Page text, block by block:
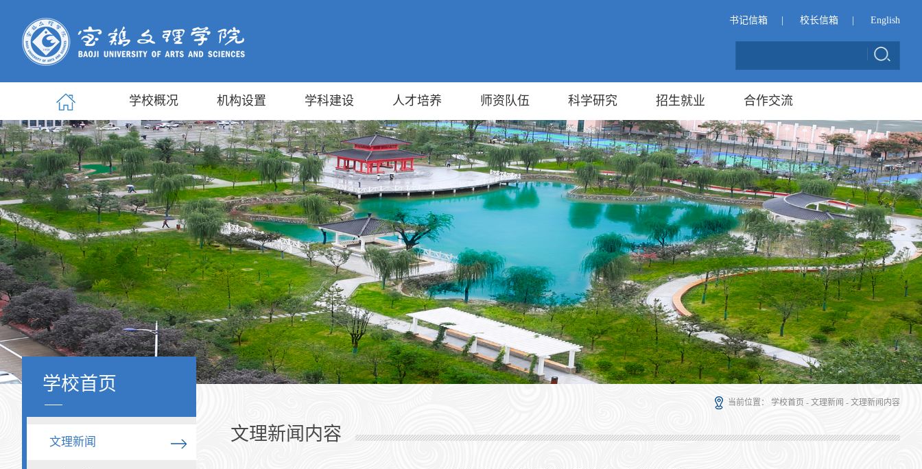
书记信箱 校长信箱 English
学校概况 机构设置 学科建设 人才培养 师资队伍 科学研究 招生就业 合作交流
学校首页
文理新闻
当前位置： 学校首页 - 文理新闻 - 文理新闻内容
文理新闻内容